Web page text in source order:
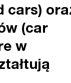
cars)
(car
w